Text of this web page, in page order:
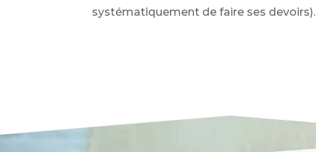
systématiquement de faire ses devoirs).